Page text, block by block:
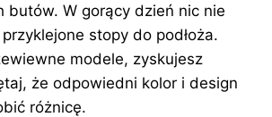
butów. W gorący dzień nic nie
stopy do podłoża.
modele, zyskujesz
że odpowiedni kolor i design
różnicę.